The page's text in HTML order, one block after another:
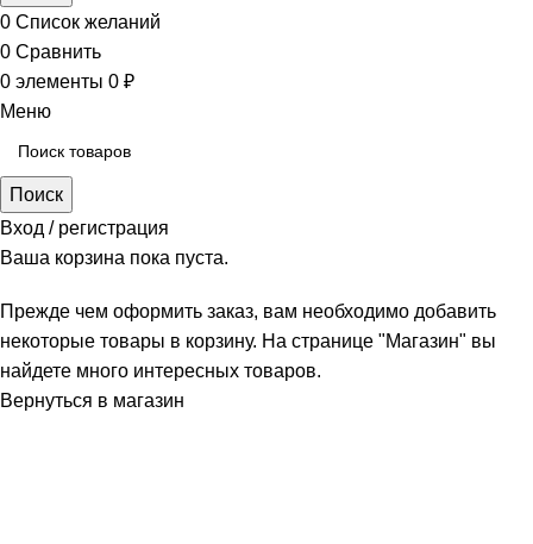
0 Список желаний
0 Сравнить
0 элементы 0 ₽
Меню
Поиск
Вход / регистрация
Ваша корзина пока пуста.
Прежде чем оформить заказ, вам необходимо добавить
некоторые товары в корзину. На странице "Магазин" вы
найдете много интересных товаров.
Вернуться в магазин